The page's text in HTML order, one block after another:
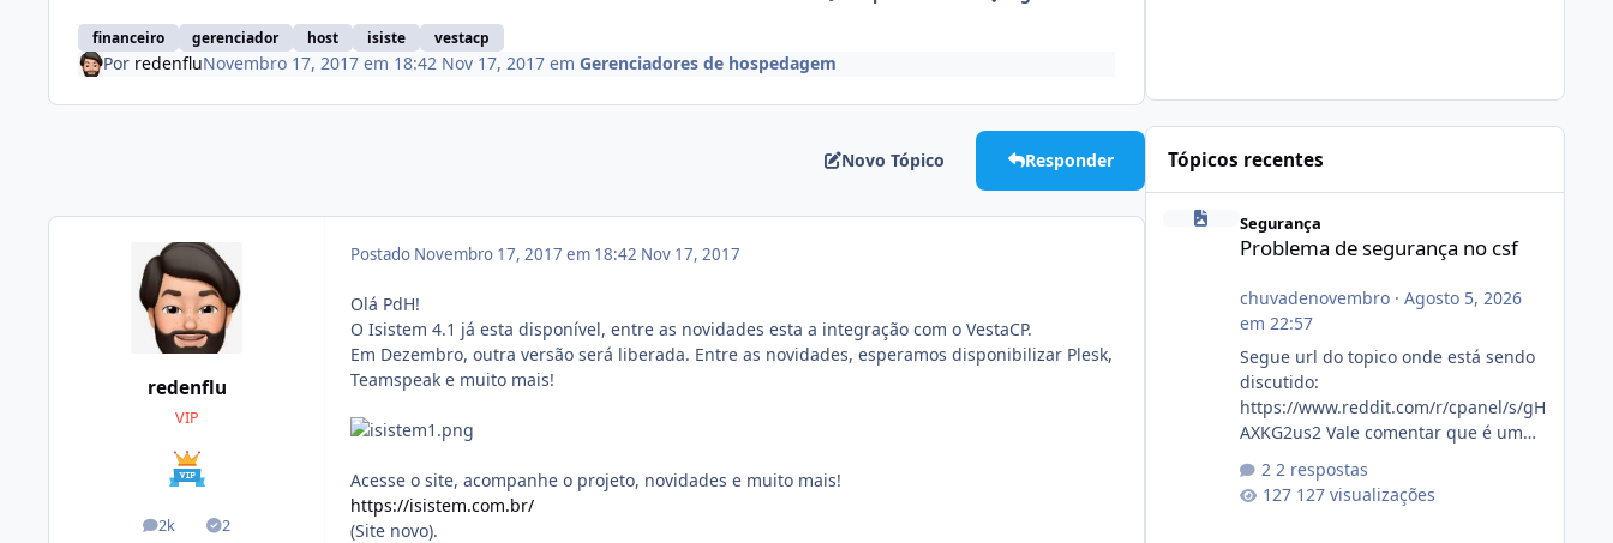
financeiro gerenciador host isiste vestacp
Por redenfluNovembro 17, 2017 em 18:42 Nov 17, 2017em Gerenciadores de hospedagem
Novo Tópico Responder
redenflu
VIP
2k
posts 2
Soluções
Postado Novembro 17, 2017 em 18:42 Nov 17, 2017
Olá PdH!
O Isistem 4.1 já esta disponível, entre as novidades esta a integração com o VestaCP.
Em Dezembro, outra versão será liberada. Entre as novidades, esperamos disponibilizar Plesk,
Teamspeak e muito mais!
Acesse o site, acompanhe o projeto, novidades e muito mais!
https://isistem.com.br/
(Site novo).
Tópicos recentes
Problema de segurança no csf
Segurança
Problema de segurança no csf
chuvadenovembro· Agosto 5, 2026
em 22:57
Segue url do topico onde está sendo
discutido:
https://www.reddit.com/r/cpanel/s/gH
AXKG2us2 Vale comentar que é um
pegada no da.
2 respostas
127 visualizações